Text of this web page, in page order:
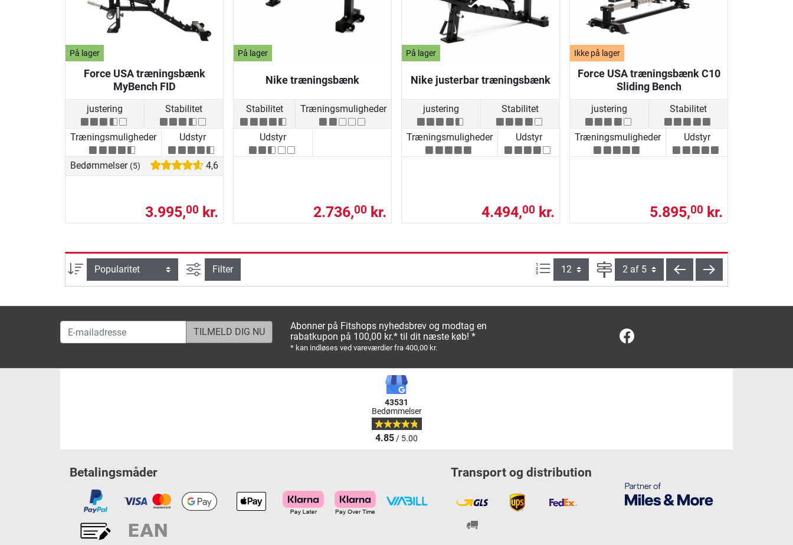
På lager
Force USA træningsbænk
MyBench FID
justering Stabilitet
Træningsmuligheder Udstyr
Bedømmelser (5) 4,6
3.995,00 kr.
På lager
Nike træningsbænk
Stabilitet Træningsmuligheder
Udstyr
2.736,00 kr.
På lager
Nike justerbar træningsbænk
justering Stabilitet
Træningsmuligheder Udstyr
4.494,00 kr.
Ikke på lager
Force USA træningsbænk C10
Sliding Bench
justering Stabilitet
Træningsmuligheder Udstyr
5.895,00 kr.
sortering Avanceret søgning
Filter Artikel pr. side: Side tilbagevidere
E-mailadresse
Abonner på Fitshops nyhedsbrev og modtag en
rabatkupon på 100,00 kr.* til dit næste køb! *
* kan indløses ved vareværdier fra 400,00 kr.
43531
Bedømmelser
4.85/ 5.00
Betalingsmåder Transport og distribution